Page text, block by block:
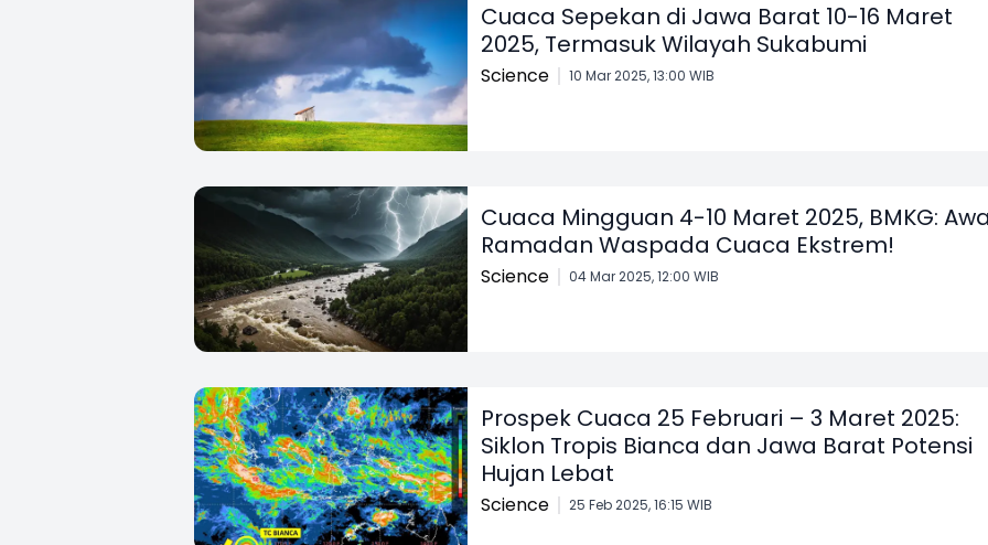
Cuaca Sepekan di Jawa Barat 10-16 Maret
2025, Termasuk Wilayah Sukabumi
Science 10 Mar 2025, 13:00 WIB
Cuaca Mingguan 4-10 Maret 2025, BMKG:
Ramadan Waspada Cuaca Ekstrem!
Science 04 Mar 2025, 12:00 WIB
Prospek Cuaca 25 Februari – 3 Maret 2025:
Siklon Tropis Bianca dan Jawa Barat Potensi
Hujan Lebat
Science 25 Feb 2025, 16:15 WIB